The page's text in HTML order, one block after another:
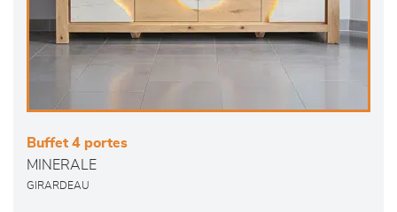
Buffet 4 portes
MINERALE
GIRARDEAU